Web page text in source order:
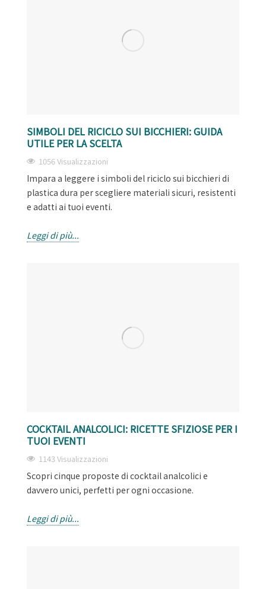
SIMBOLI DEL RICICLO SUI BICCHIERI: GUIDA
UTILE PER LA SCELTA
1056 Visualizzazioni
Impara a leggere i simboli del riciclo sui bicchieri di
plastica dura per scegliere materiali sicuri, resistenti
e adatti ai tuoi eventi.
Leggi di più...
COCKTAIL ANALCOLICI: RICETTE SFIZIOSE PER I
TUOI EVENTI
1143 Visualizzazioni
Scopri cinque proposte di cocktail analcolici e
davvero unici, perfetti per ogni occasione.
Leggi di più...